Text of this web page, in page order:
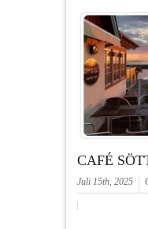
CAFÉ
Juli 15th, 2025